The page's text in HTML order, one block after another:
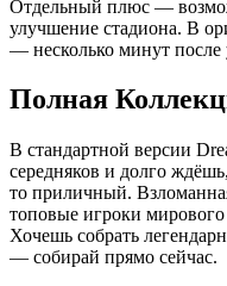
Отдельный плюс —
улучшение стадиона. В
— несколько минут после
Полная
В стандартной версии
середняков и долго
то приличный.
топовые игроки
Хочешь собрать
— собирай прямо сейчас.